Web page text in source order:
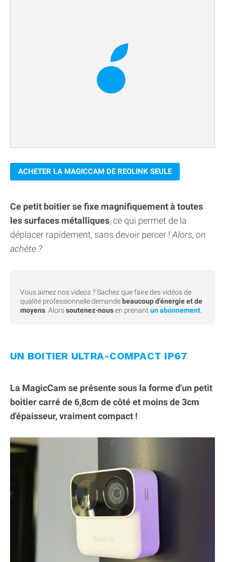
ACHETER LA MAGICCAM DE REOLINK SEULE
Ce petit boitier se fixe magnifiquement à toutes
les surfaces métalliques, ce qui permet de la
déplacer rapidement, sans devoir percer ! Alors, on
achète ?
Vous aimez nos videos ? Sachez que faire des vidéos de
qualité professionnelle demandebeaucoup d'énergie et de
moyens . Alorssoutenez-nousen prenant un abonnement
UN BOITIER ULTRA-COMPACT IP67
La MagicCam se présente sous la forme d'un petit
boitier carré de 6,8cm de côté et moins de 3cm
d'épaisseur, vraiment compact !